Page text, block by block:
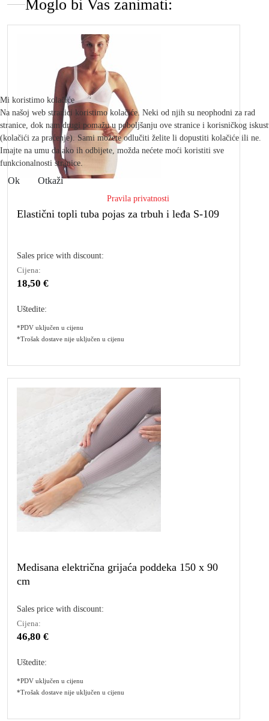
Moglo bi Vas zanimati:
Elastični topli tuba pojas za trbuh i leđa S-109
Sales price with discount:
Cijena:
18,50 €
Uštedite:
*PDV uključen u cijenu
*Trošak dostave nije uključen u cijenu
Medisana električna grijaća poddeka 150 x 90
cm
Sales price with discount:
Cijena:
46,80 €
Uštedite:
*PDV uključen u cijenu
*Trošak dostave nije uključen u cijenu
Mi koristimo kolačiće
Na našoj web stranici koristimo kolačiće. Neki od njih su neophodni za rad
stranice, dok nam drugi pomažu u poboljšanju ove stranice i korisničkog
(kolačići za praćenje). Sami možete odlučiti želite li dopustiti kolačiće ili ne.
Imajte na umu da ako ih odbijete, možda nećete moći koristiti sve
funkcionalnosti stranice.
Ok Otkaži
Pravila privatnosti